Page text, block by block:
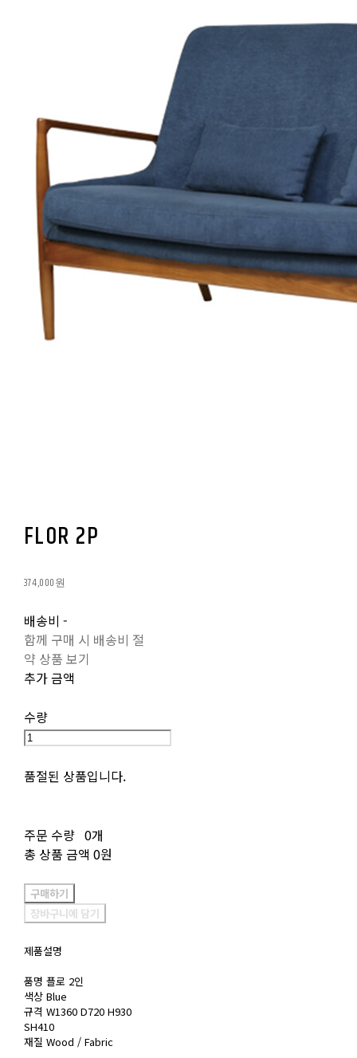
FLOR 2P
374,000원
배송비 -
함께 구매 시 배송비 절
약 상품 보기
추가 금액
수량
품절된 상품입니다.
주문 수량 0개
총 상품 금액 0원
구매하기
장바구니에 담기
제품설명
품명 플로 2인
색상 Blue
규격 W1360 D720 H930
SH410
재질 Wood / Fabric